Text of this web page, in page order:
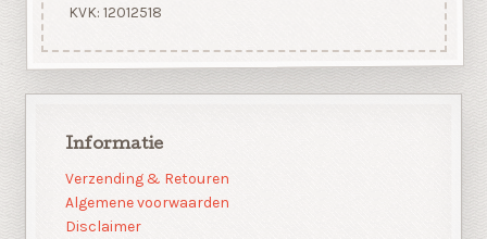
KVK: 12012518
Informatie
Verzending & Retouren
Algemene voorwaarden
Disclaimer